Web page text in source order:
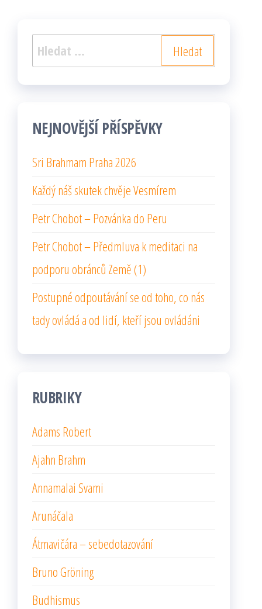
Vyhledávání
NEJNOVĚJŠÍ PŘÍSPĚVKY
Sri Brahmam Praha 2026
Každý náš skutek chvěje Vesmírem
Petr Chobot – Pozvánka do Peru
Petr Chobot – Předmluva k meditaci na
podporu obránců Země (1)
Postupné odpoutávání se od toho, co nás
tady ovládá a od lidí, kteří jsou ovládáni
RUBRIKY
Adams Robert
Ajahn Brahm
Annamalai Svami
Arunáčala
Átmavičára – sebedotazování
Bruno Gröning
Budhismus